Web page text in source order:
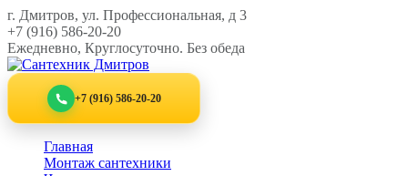
Перейти
к
контенту
г. Дмитров, ул. Профессиональная, д 3
+7 (916) 586-20-20
Ежедневно, Круглосуточно. Без обеда
+7 (916) 586-20-20
Главная
Монтаж сантехники